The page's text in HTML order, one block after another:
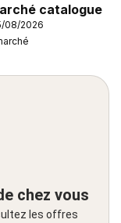
catalogue
08/2026
chez vous
les offres